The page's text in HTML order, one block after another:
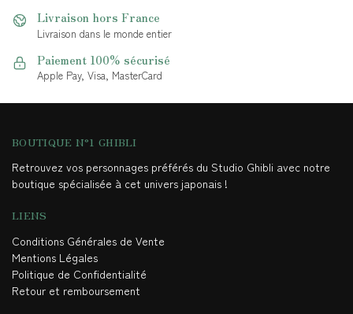
Livraison hors France
Livraison dans le monde entier
Paiement 100% sécurisé
Apple Pay, Visa, MasterCard
BOUTIQUE N°1 GHIBLI
Retrouvez vos personnages préférés du Studio Ghibli avec notre
boutique spécialisée à cet univers japonais !
LIENS
Conditions Générales de Vente
Mentions Légales
Politique de Confidentialité
Retour et remboursement